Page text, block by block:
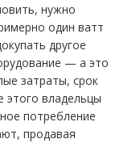
нужно
один ватт
другое
— а это
затраты, срок
этого владельцы
потребление
продавая